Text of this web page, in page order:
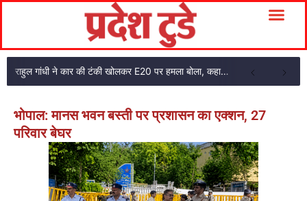
राहुल गांधी ने कार की टंकी खोलकर E20 पर हमला बोला, कहा- पूरी दाल ही काली है
भोपाल: मानस भवन बस्ती पर प्रशासन का एक्शन, 27
परिवार बेघर